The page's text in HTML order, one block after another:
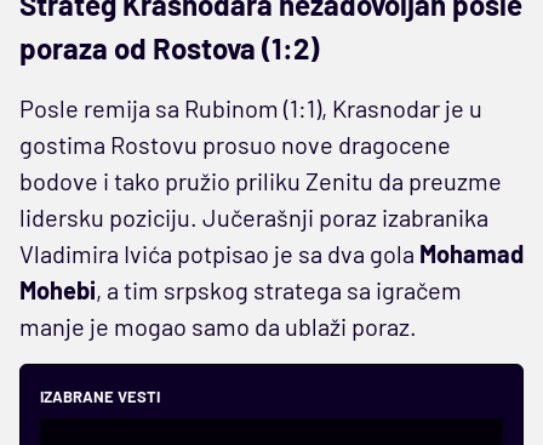
poraza od Rostova (1:2)
Posle remija sa Rubinom (1:1), Krasnodar je u
gostima Rostovu prosuo nove dragocene
bodove i tako pružio priliku Zenitu da preuzme
lidersku poziciju. Jučerašnji poraz izabranika
Vladimira Ivića potpisao je sa dva gola Mohamad
Mohebi, a tim srpskog stratega sa igračem
manje je mogao samo da ublaži poraz.
IZABRANE VESTI